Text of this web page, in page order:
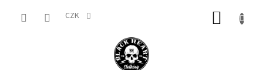
CZK